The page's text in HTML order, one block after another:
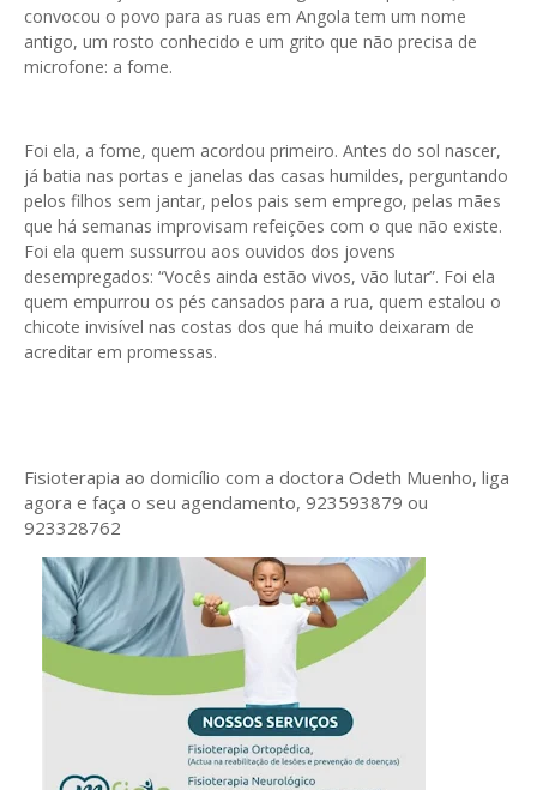
convocou o povo para as ruas em Angola tem um nome
antigo, um rosto conhecido e um grito que não precisa de
microfone: a fome.
Foi ela, a fome, quem acordou primeiro. Antes do sol nascer,
já batia nas portas e janelas das casas humildes, perguntando
pelos filhos sem jantar, pelos pais sem emprego, pelas mães
que há semanas improvisam refeições com o que não existe.
Foi ela quem sussurrou aos ouvidos dos jovens
desempregados: “Vocês ainda estão vivos, vão lutar”. Foi ela
quem empurrou os pés cansados para a rua, quem estalou o
chicote invisível nas costas dos que há muito deixaram de
acreditar em promessas.
Fisioterapia ao domicílio com a doctora Odeth Muenho, liga
agora e faça o seu agendamento, 923593879 ou
923328762